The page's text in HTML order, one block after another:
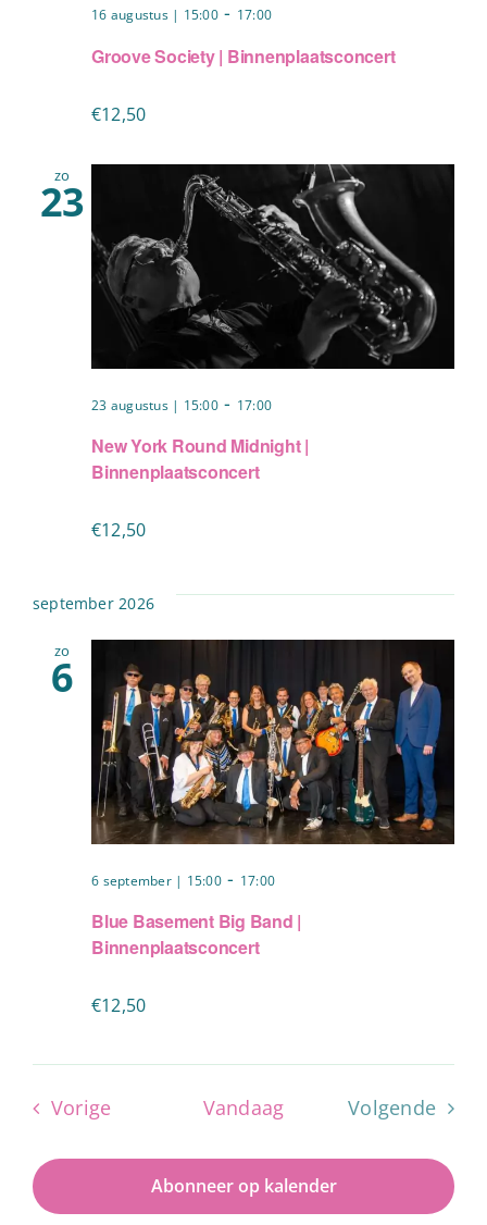
Groove Society | Binnenplaatsconcert
16 augustus | 15:00 - 17:00
€12,50
zo
23
New York Round Midnight |
Binnenplaatsconcert
23 augustus | 15:00 - 17:00
€12,50
september 2026
zo
6
Blue Basement Big Band |
Binnenplaatsconcert
6 september | 15:00 - 17:00
€12,50
VorigeEvenementenVandaag
Volgende
Abonneer op kalender